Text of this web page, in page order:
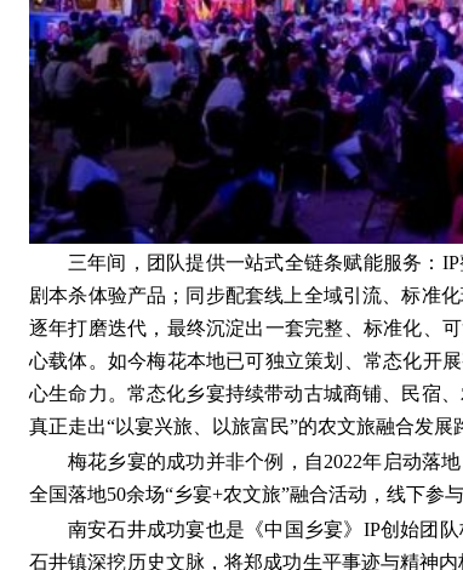
三年间，团队提供一站式全链条赋能服务：
剧本杀体验产品；同步配套线上全域引流、标准
逐年打磨迭代，最终沉淀出一套完整、标准化、
心载体。如今梅花本地已可独立策划、常态化开
心生命力。常态化乡宴持续带动古城商铺、民宿
真正走出“以宴兴旅、以旅富民”的农文旅融合发展
梅花乡宴的成功并非个例，自2022年启动落
全国落地50余场“乡宴+农文旅”融合活动，线下参
南安石井成功宴也是《中国乡宴》IP创始团
石井镇深挖历史文脉，将郑成功生平事迹与精神